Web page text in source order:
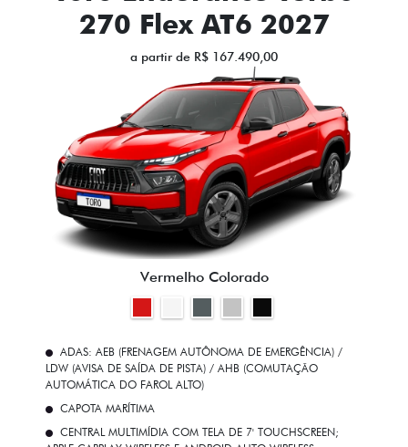
270 Flex AT6 2027
a partir de R$ 167.490,00
Vermelho Colorado
ADAS: AEB (FRENAGEM AUTÔNOMA DE EMERGÊNCIA) /
LDW (AVISA DE SAÍDA DE PISTA) / AHB (COMUTAÇÃO
AUTOMÁTICA DO FAROL ALTO)
CAPOTA MARÍTIMA
CENTRAL MULTIMÍDIA COM TELA DE 7' TOUCHSCREEN;